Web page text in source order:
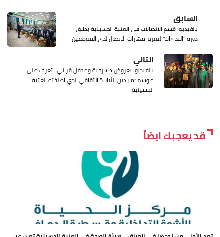
السابق
بالفيديو: قسم الاتصالات في العتبة الحسينية يطلق
دورة "النداءات" لتعزيز مهارات الاتصال لدى الموظفين
التالي
بالفيديو: بعروض مسرحية ومحفل قرآني.. تعرف على
موسم “ميادين الثبات” الثقافي الذي أطلقته العتبة
الحسينية
قد يعجبك ايضاً